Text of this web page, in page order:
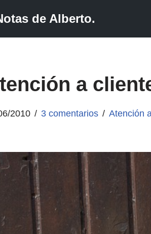
de Alberto.
a
2010 3 comentarios Atención